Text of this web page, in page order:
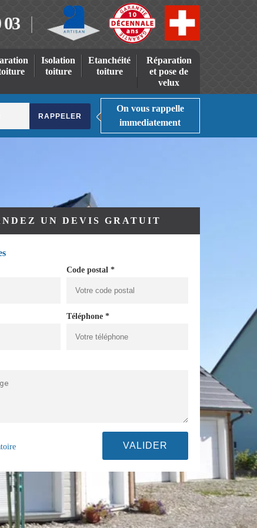
03
Isolation
toiture
Etanchéité
toiture
Réparation
et pose de
velux
On vous rappelle
immediatement
UN DEVIS GRATUIT
Code postal *
Téléphone *